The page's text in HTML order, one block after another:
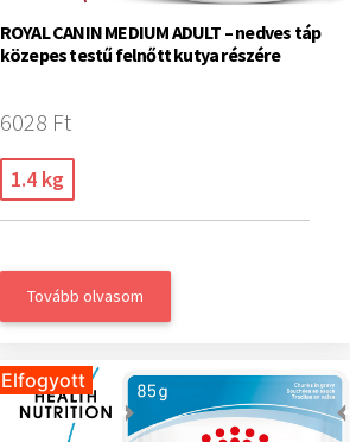
ROYAL CANIN MEDIUM ADULT – nedves táp
közepes testű felnőtt kutya részére
6028 Ft
1.4 kg
Tovább olvasom
Elfogyott